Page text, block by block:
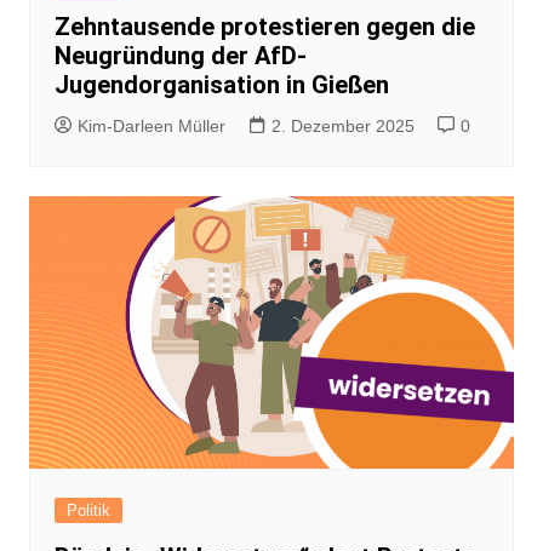
Zehntausende protestieren gegen die
Neugründung der AfD-
Jugendorganisation in Gießen
Kim-Darleen Müller 2. Dezember 2025 0
Politik